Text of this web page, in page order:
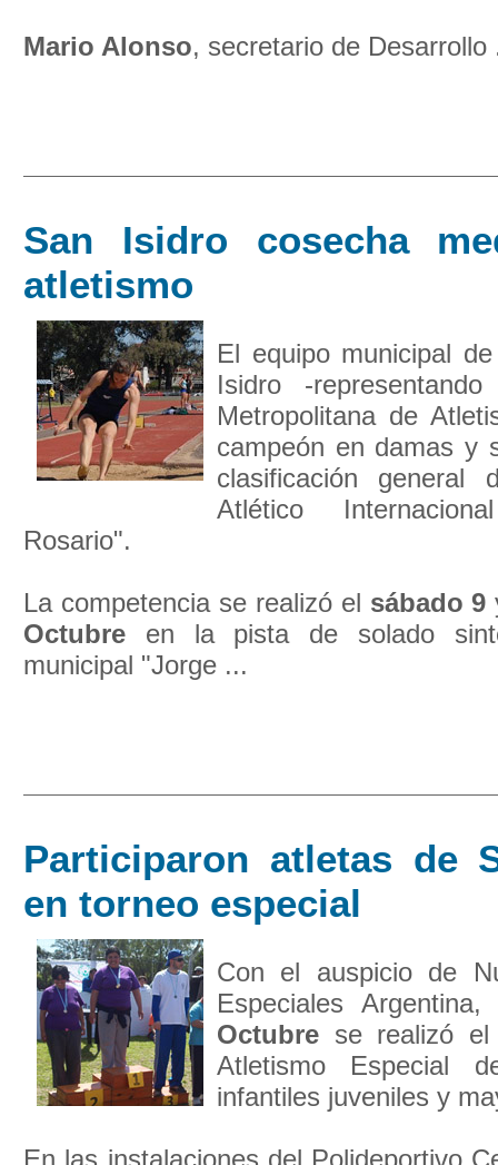
Mario Alonso, secretario de Desarrollo
San Isidro cosecha
atletismo
El equipo municipal
Isidro -
Metropolitana de
campeón en damas y
clasificación general
Atlético
Rosario".
La competencia se realizó el sábado 9
Octubre en la pista de solado
municipal "Jorge ...
Participaron atletas de
en torneo especial
Con el auspicio de
Especiales
Octubre se realizó el
Atletismo Especial
infantiles juveniles y
En las instalaciones del Polideportivo